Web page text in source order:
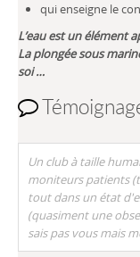
qui enseigne le
L’eau est un élément
La plongée sous
soi …
Un club à taille
moniteurs patients
tout dans un état
(quasiment une
sais pas vous mais